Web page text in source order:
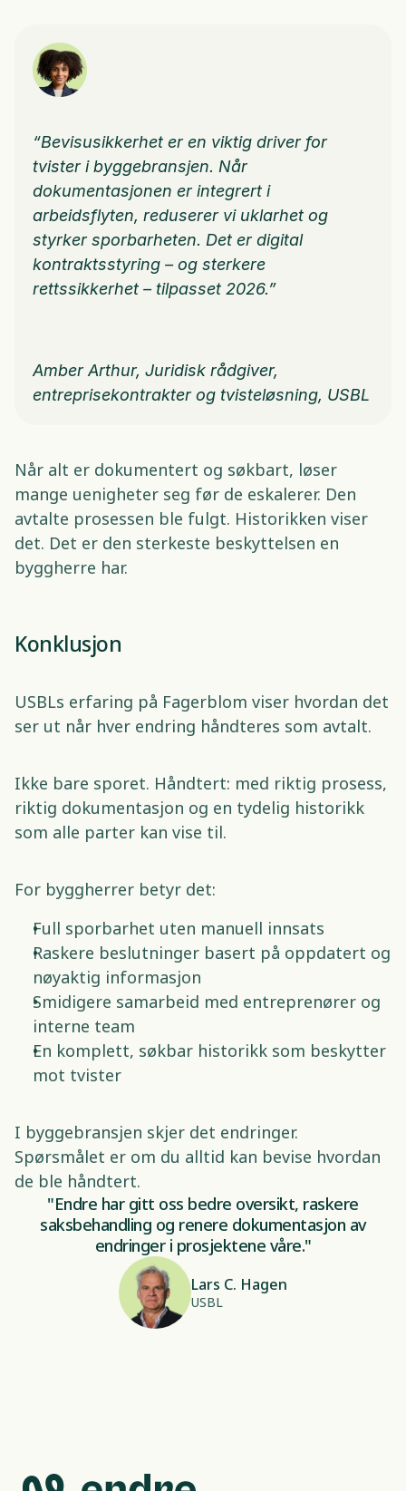
“Bevisusikkerhet er en viktig driver for
tvister i byggebransjen. Når
dokumentasjonen er integrert i
arbeidsflyten, reduserer vi uklarhet og
styrker sporbarheten. Det er digital
kontraktsstyring – og sterkere
rettssikkerhet – tilpasset 2026.”
Amber Arthur, Juridisk rådgiver,
entreprisekontrakter og tvisteløsning, USBL
Når alt er dokumentert og søkbart, løser
mange uenigheter seg før de eskalerer. Den
avtalte prosessen ble fulgt. Historikken viser
det. Det er den sterkeste beskyttelsen en
byggherre har.
Konklusjon
USBLs erfaring på Fagerblom viser hvordan det
ser ut når hver endring håndteres som avtalt.
Ikke bare sporet. Håndtert: med riktig prosess,
riktig dokumentasjon og en tydelig historikk
som alle parter kan vise til.
For byggherrer betyr det:
Full sporbarhet uten manuell innsats
Raskere beslutninger basert på oppdatert og
nøyaktig informasjon
Smidigere samarbeid med entreprenører og
interne team
En komplett, søkbar historikk som beskytter
mot tvister
I byggebransjen skjer det endringer.
Spørsmålet er om du alltid kan bevise hvordan
de ble håndtert.
"Endre har gitt oss bedre oversikt, raskere
saksbehandling og renere dokumentasjon av
endringer i prosjektene våre."
Lars C. Hagen
USBL